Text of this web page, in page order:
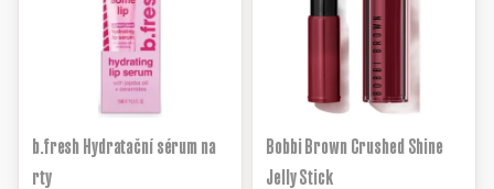
b.fresh Hydratační sérum na
rty
Bobbi Brown Crushed Shine
Jelly Stick